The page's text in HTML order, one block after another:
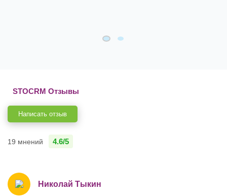
STOCRM Отзывы
Написать отзыв
19 мнений 4.6/5
Николай Тыкин